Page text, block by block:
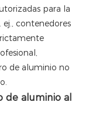
para la
contenedores
de aluminio no
de aluminio al